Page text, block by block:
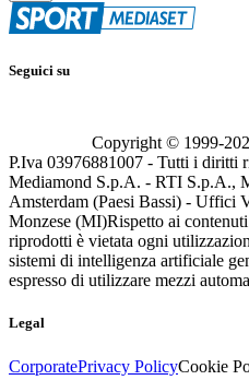
Seguici su
Copyright © 1999-
P.Iva 03976881007 - Tutti i diritti
Mediamond S.p.A. - RTI S.p.A.,
Amsterdam (Paesi Bassi) - Uffici
Monzese (MI)Rispetto ai
riprodotti è vietata ogni
sistemi di intelligenza artificiale
espresso di utilizzare mezzi
Legal
CorporatePrivacy PolicyCookie